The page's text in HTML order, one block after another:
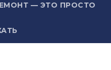
— ЭТО ПРОСТО